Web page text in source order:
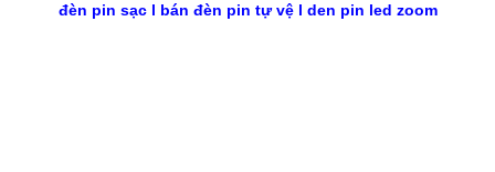
đèn pin sạcl bán đèn pin tự vệl den pin led zoom